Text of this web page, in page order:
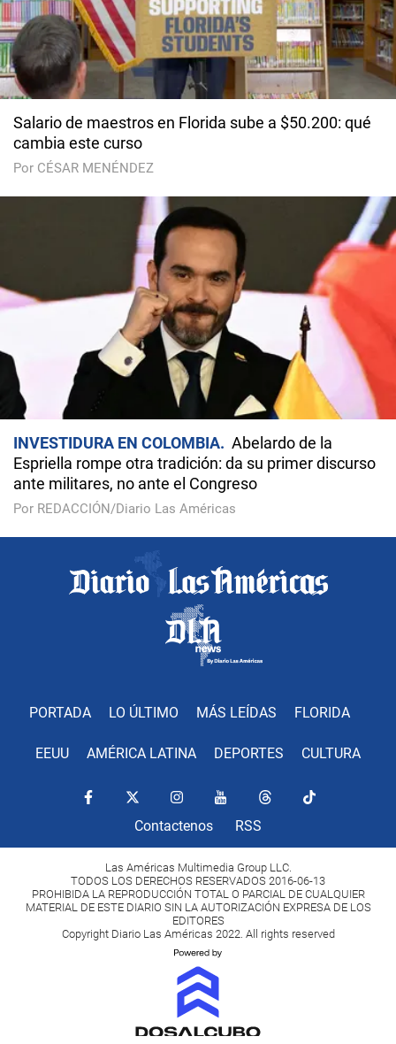
Salario de maestros en Florida sube a $50.200: qué
cambia este curso
Por CÉSAR MENÉNDEZ
INVESTIDURA EN COLOMBIA
Abelardo de la
Espriella rompe otra tradición: da su primer discurso
ante militares, no ante el Congreso
Por REDACCIÓN/Diario Las Américas
PORTADA LO ÚLTIMO MÁS LEÍDAS FLORIDA
EEUU AMÉRICA LATINA DEPORTES CULTURA
Contactenos RSS
Las Américas Multimedia Group LLC.
TODOS LOS DERECHOS RESERVADOS 2016-06-13
PROHIBIDA LA REPRODUCCIÓN TOTAL O PARCIAL DE CUALQUIER
MATERIAL DE ESTE DIARIO SIN LA AUTORIZACIÓN EXPRESA DE LOS
EDITORES
Copyright Diario Las Américas 2022. All rights reserved